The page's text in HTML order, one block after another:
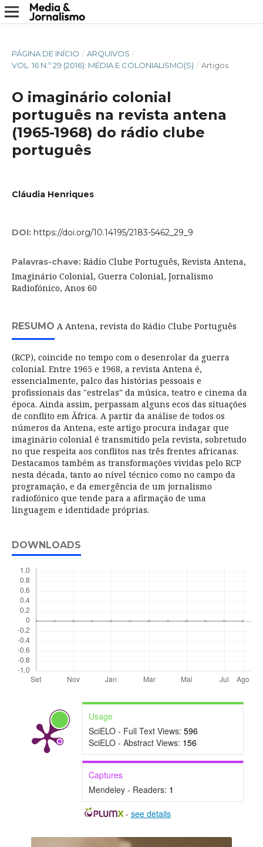
PÁGINA DE INÍCIO / ARQUIVOS /
VOL. 16 N.º 29 (2016): MÉDIA E COLONIALISMO(S) / Artigos
O imaginário colonial
português na revista antena
(1965-1968) do rádio clube
português
Cláudia Henriques
DOI: https://doi.org/10.14195/2183-5462_29_9
Palavras-chave: Rádio Clube Português, Revista Antena,
Imaginário Colonial, Guerra Colonial, Jornalismo
Radiofónico, Anos 60
RESUMO A Antena, revista do Rádio Clube Português
(RCP), coincide no tempo com o desenrolar da guerra
colonial. Entre 1965 e 1968, a revista Antena é,
essencialmente, palco das histórias pessoais e
profissionais das "estrelas" da música, teatro e cinema da
época. Ainda assim, perpassam alguns ecos das situações
de conflito em Ãfrica. A partir da análise de todos os
números da Antena, este artigo procura indagar que
imaginário colonial é transmitido pela revista, sobretudo
no que respeita aos conflitos nas três frentes africanas.
Destacamos também as transformações vividas pelo RCP
nesta década, tanto ao nível técnico como no campo da
programação, e da emergência de um jornalismo
radiofónico que tende para a afirmação de uma
linguagem e identidade próprias.
DOWNLOADS
Usage
SciELO - Full Text Views: 596
SciELO - Abstract Views: 156
Captures
Mendeley - Readers: 1
- see details